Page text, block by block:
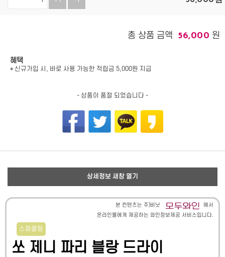
총 상품 금액 56,000 원
혜택
* 신규가입 시, 바로 사용 가능한 적립금 5,000원 지급
- 상품이 품절 되었습니다 -
상세정보 새창 열기
본 컨텐츠는 주)비닛
에서
온라인몰에게 제공하는 와인정보제공 서비스입니다.
스파클링
쏘 제니 파리 블랑 드라이